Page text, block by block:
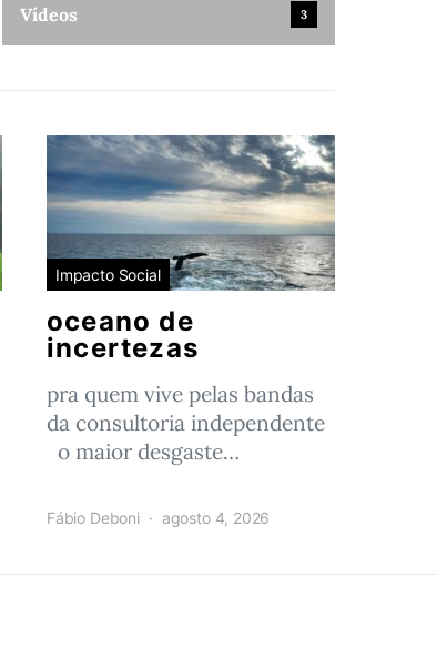
Vídeos 3
Impacto Social
oceano de
incertezas
pra quem vive pelas bandas
da consultoria independente
o maior desgaste…
Fábio Deboni agosto 4, 2026